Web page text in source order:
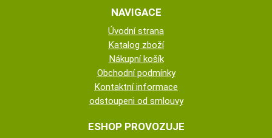
NAVIGACE
Úvodní strana
Katalog zboží
Nákupní košík
Obchodní podmínky
Kontaktní informace
odstoupeni od smlouvy
ESHOP PROVOZUJE